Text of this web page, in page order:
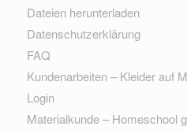
Dateien herunterladen
Datenschutzerklärung
FAQ
Kundenarbeiten – Kleider auf
Login
Materialkunde – Homeschool